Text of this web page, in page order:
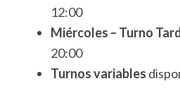
12:00
Miércoles – Turno
20:00
Turnos variables